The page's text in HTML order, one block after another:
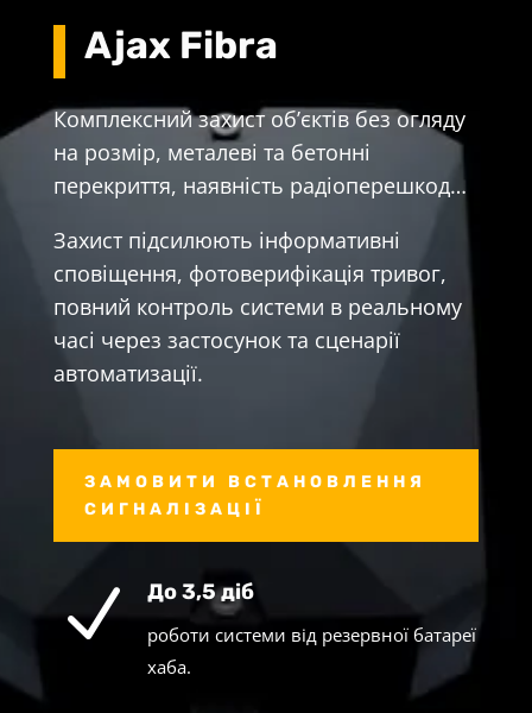
Ajax Fibra
Комплексний захист об’єктів без огляду
на розмір, металеві та бетонні
перекриття, наявність радіоперешкод…
Захист підсилюють інформативні
сповіщення, фотоверифікація тривог,
повний контроль системи в реальному
часі через застосунок та сценарії
автоматизації.
ЗАМОВИТИ ВСТАНОВЛЕННЯ
СИГНАЛІЗАЦІЇ
N До 3,5 діб
роботи системи від резервної батареї
хаба.